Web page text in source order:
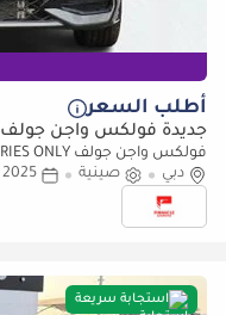
أطلب السعر
جديدة فولكس واجن جولف R
فولكس واجن جولف R ( FOR RE-EXPORT OUTSIDE GCC COUNTRIES ONLY )
دبي
صينية 2025
استجابة سريعة